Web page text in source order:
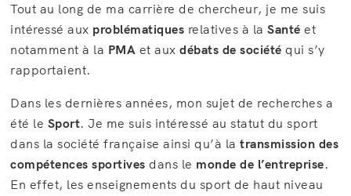
Tout au long de ma carrière de chercheur, je me suis
intéressé aux problématiques relatives à laSanté et
notamment à la PMA et auxdébats de société qui s’y
rapportaient.
Dans les dernières années, mon sujet de recherches a
été le Sport. Je me suis intéressé au statut du sport
dans la société française ainsi qu’à latransmission des
compétences sportives dans le monde de l’entreprise.
En effet, les enseignements du sport de haut niveau